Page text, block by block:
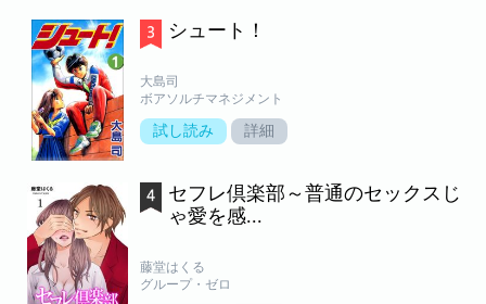
シュート！
大島司
ボアソルチマネジメント
試し読み 詳細
セフレ倶楽部～普通のセックスじ
ゃ愛を感...
藤堂はくる
グループ・ゼロ